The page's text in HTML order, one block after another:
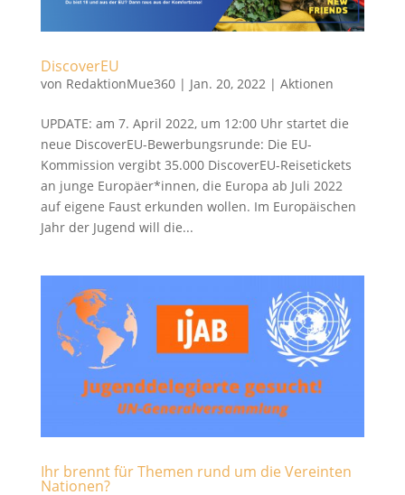
DiscoverEU
von RedaktionMue360| Jan. 20, 2022 | Aktionen
UPDATE: am 7. April 2022, um 12:00 Uhr startet die
neue DiscoverEU-Bewerbungsrunde: Die EU-
Kommission vergibt 35.000 DiscoverEU-Reisetickets
an junge Europäer*innen, die Europa ab Juli 2022
auf eigene Faust erkunden wollen. Im Europäischen
Jahr der Jugend will die...
Ihr brennt für Themen rund um die Vereinten
Nationen?